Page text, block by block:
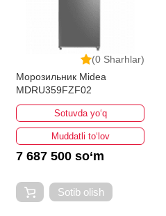
(0 Sharhlar)
Морозильник Midea
MDRU359FZF02
Sotuvda yo‘q
Muddatli to‘lov
7 687 500 so‘m
Sotib olish